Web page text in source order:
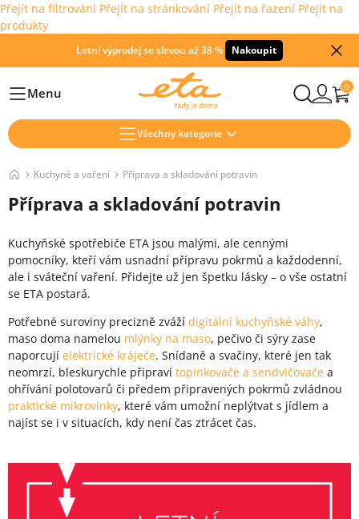
Přejít na filtrování Přejít na stránkování Přejít na řazení Přejít na
produkty
Letní výprodej se slevou až 38 % Nakoupit
HlavníMenu 0
Všechny kategorie
Kuchyně a vaření Příprava a skladování potravin
Příprava a skladování potravin
Kuchyňské spotřebiče ETA jsou malými, ale cennými
pomocníky, kteří vám usnadní přípravu pokrmů a každodenní,
ale i sváteční vaření. Přidejte už jen špetku lásky – o vše ostatní
se ETA postará.
Potřebné suroviny precizně zváží digitální kuchyňské váhy,
maso doma namelou mlýnky na maso, pečivo či sýry zase
naporcují elektrické kráječe. Snídaně a svačiny, které jen tak
neomrzí, bleskurychle připraví topinkovače a sendvičovače a
ohřívání polotovarů či předem připravených pokrmů zvládnou
praktické mikrovlnky, které vám umožní neplýtvat s jídlem a
najíst se i v situacích, kdy není čas ztrácet čas.